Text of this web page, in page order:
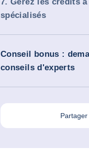
spécialisés
Conseil bonus :
conseils d'experts
Partager